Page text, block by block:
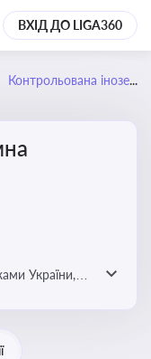
ВХІД ДО LIGA360
Контрольована іноземна компанія (КІК)
України,